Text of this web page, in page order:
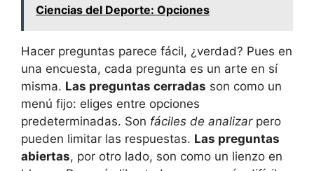
Ciencias del Deporte: Opciones
Hacer preguntas parece fácil, ¿verdad? Pues en
una encuesta, cada pregunta es un arte en sí
misma. Las preguntas cerradas son como un
menú fijo: eliges entre opciones
predeterminadas. Son fáciles de analizarpero
pueden limitar las respuestas. Las preguntas
abiertas, por otro lado, son como un lienzo en